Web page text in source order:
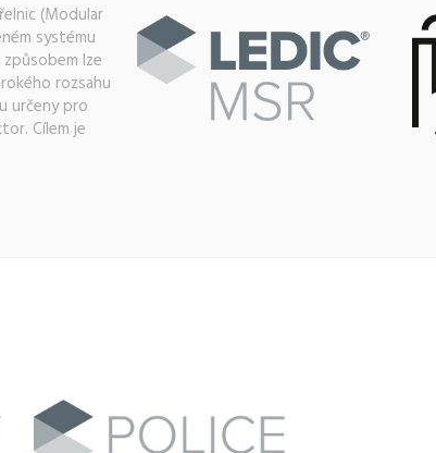
(Modular
systému
lze
rozsahu
určeny pro
Cílem je